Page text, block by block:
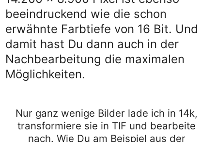
beeindruckend wie die schon
erwähnte Farbtiefe von 16 Bit. Und
damit hast Du dann auch in der
Nachbearbeitung die maximalen
Möglichkeiten.
Nur ganz wenige Bilder lade ich in 14k,
transformiere sie in TIF und bearbeite
nach. Wie Du am Beispiel aus der